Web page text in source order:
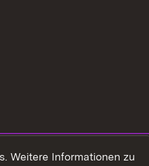
Weitere Informationen zu